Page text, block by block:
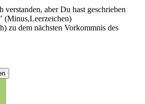
verstanden, aber Du hast geschrieben
(Minus,Leerzeichen)
zu dem nächsten Vorkommnis des